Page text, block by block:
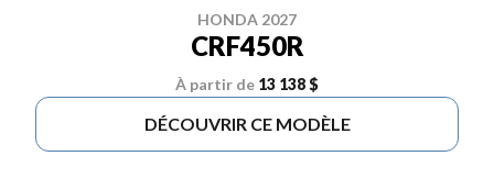
HONDA 2027
CRF450R
À partir de 13 138 $
DÉCOUVRIR CE MODÈLE